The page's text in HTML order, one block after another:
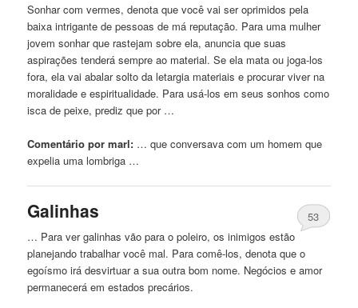
Sonharcom vermes, denota que você vai ser oprimidos pela
baixa intrigante de pessoas de má reputação. Para uma mulher
jovem sonhar que rastejam sobre ela, anuncia que suas
aspirações tenderá sempre ao material. Se ela mata ou joga-los
fora, ela vai abalar solto da letargia materiais e procurar viver na
moralidade e espiritualidade. Para usá-los em seussonhos como
isca de peixe, prediz que por …
Comentário por marl: … que conversavacom um homem que
expelia uma lombriga …
Galinhas
53
… Para ver galinhas vão para o poleiro, os inimigos estão
planejando trabalhar você mal. Para comê-los, denota que o
egoísmo irá desvirtuar a sua outra bom nome. Negócios e amor
permanecerá em estados precários.